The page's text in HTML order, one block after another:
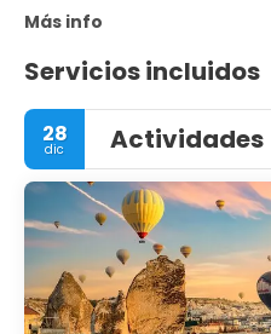
Más info
Servicios incluidos
28
dic Actividades